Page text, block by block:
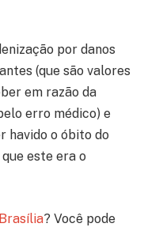
por danos
(que são valores
em razão da
erro médico) e
havido o óbito do
este era o
? Você pode